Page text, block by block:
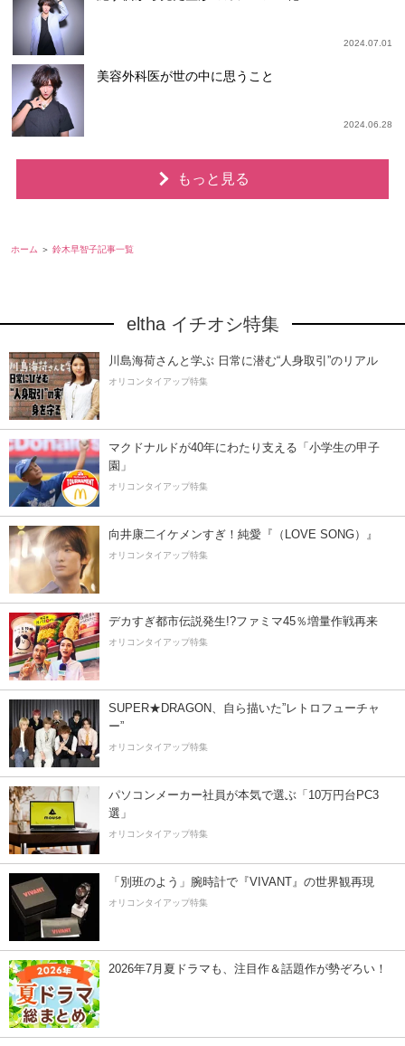
2024.07.01
美容外科医が世の中に思うこと
2024.06.28
もっと見る
ホーム 鈴木早智子記事一覧
eltha イチオシ特集
川島海荷さんと学ぶ 日常に潜む“人身取引”のリアル
オリコンタイアップ特集
マクドナルドが40年にわたり支える「小学生の甲子
園」
オリコンタイアップ特集
向井康二イケメンすぎ！純愛『（LOVE SONG）』
オリコンタイアップ特集
デカすぎ都市伝説発生!?ファミマ45％増量作戦再来
オリコンタイアップ特集
SUPER★DRAGON、自ら描いた”レトロフューチャ
ー”
オリコンタイアップ特集
パソコンメーカー社員が本気で選ぶ「10万円台PC3
選」
オリコンタイアップ特集
「別班のよう」腕時計で『VIVANT』の世界観再現
オリコンタイアップ特集
2026年7月夏ドラマも、注目作＆話題作が勢ぞろい！